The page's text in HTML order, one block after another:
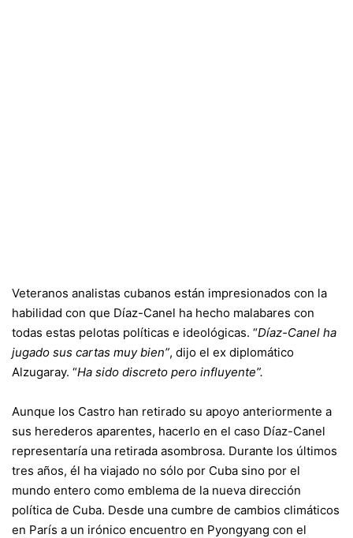
Veteranos analistas cubanos están impresionados con la
habilidad con que Díaz-Canel ha hecho malabares con
todas estas pelotas políticas e ideológicas. “Díaz-Canel ha
jugado sus cartas muy bien”, dijo el ex diplomático
Alzugaray. “Ha sido discreto pero influyente”.
Aunque los Castro han retirado su apoyo anteriormente a
sus herederos aparentes, hacerlo en el caso Díaz-Canel
representaría una retirada asombrosa. Durante los últimos
tres años, él ha viajado no sólo por Cuba sino por el
mundo entero como emblema de la nueva dirección
política de Cuba. Desde una cumbre de cambios climáticos
en París a un irónico encuentro en Pyongyang con el